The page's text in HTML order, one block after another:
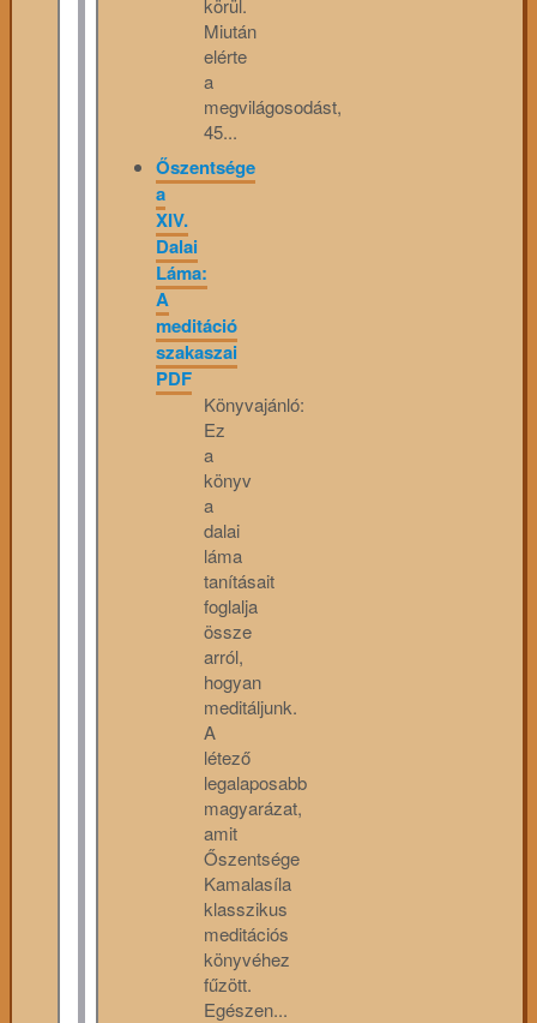
körül.
Miután
elérte
a
megvilágosodást,
45...
Őszentsége
a
XIV.
Dalai
Láma:
A
meditáció
szakaszai
PDF
Könyvajánló:
Ez
a
könyv
a
dalai
láma
tanításait
foglalja
össze
arról,
hogyan
meditáljunk.
A
létező
legalaposabb
magyarázat,
amit
Őszentsége
Kamalasíla
klasszikus
meditációs
könyvéhez
fűzött.
Egészen...